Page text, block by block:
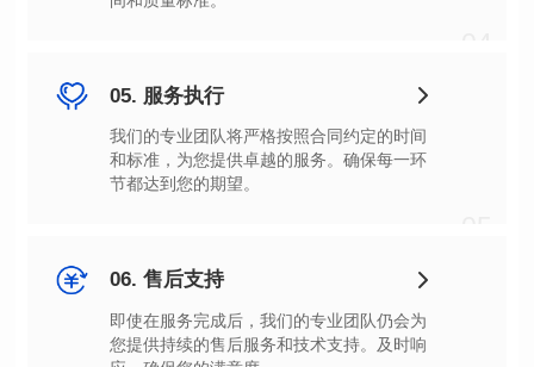
05. 服务执行
节都达到您的期望。
06. 售后支持